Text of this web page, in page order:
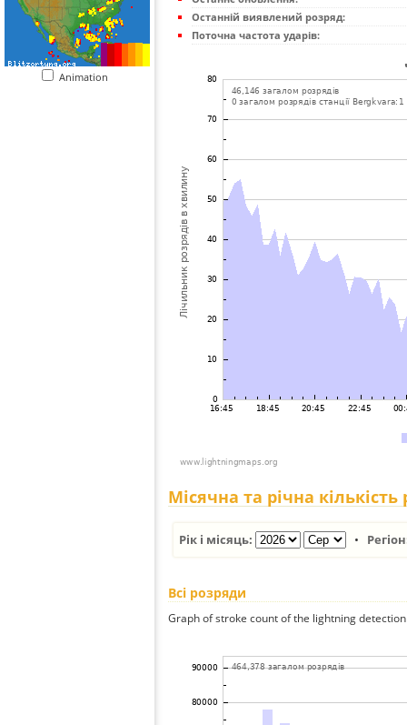
Animation
Останній виявлений розряд:
Поточна частота ударів:
Місячна та річна кількість
Рік і місяць: •
Всі розряди
Graph of stroke count of the lightning